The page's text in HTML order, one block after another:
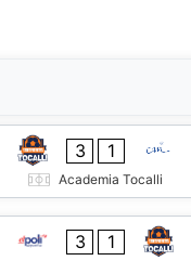
3 1
Academia Tocalli
3 1